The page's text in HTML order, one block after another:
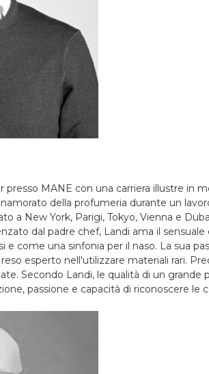
MANE con una carriera illustre in
della profumeria durante un
a New York, Parigi, Tokyo, Vienna e
dal padre chef, Landi ama il sensuale
e come una sinfonia per il naso. La sua
esperto nell'utilizzare materiali rari.
Secondo Landi, le qualità di un grande
passione e capacità di riconoscere le